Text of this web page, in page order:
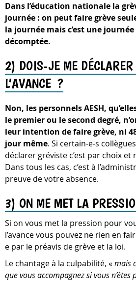
Dans l’éducation nationale la
journée : on peut faire grève
la journée mais c’est une
décomptée.
2) DOIS-JE ME DÉCLARER
L’AVANCE ?
Non, les personnels AESH,
le premier ou le second degré,
leur intention de faire grève, ni
jour même. Si certain-e-s
déclarer gréviste c’est par choix
Dans tous les cas, c’est à
preuve de votre absence.
3) ON ME MET LA
Si on vous met la pression pour
l’avance vous pouvez ne rien en
e par le préavis de grève et la loi.
Le chantage à la culpabilité, «mais
que vous accompagnez si vous n’êtes